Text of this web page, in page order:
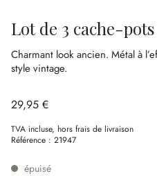
Lot de 3 cache-
Charmant look ancien. Métal à
style vintage.
29,95 €
TVA incluse, hors frais de livraison
Référence : 21947
épuisé